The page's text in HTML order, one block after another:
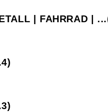
| FAHRRAD | ...